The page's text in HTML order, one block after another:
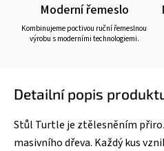
Moderní řemeslo
Kombinujeme poctivou ruční řemeslnou
výrobu s moderními technologiemi.
Detailní popis
Stůl Turtle je ztělesněním
masivního dřeva. Každý kus